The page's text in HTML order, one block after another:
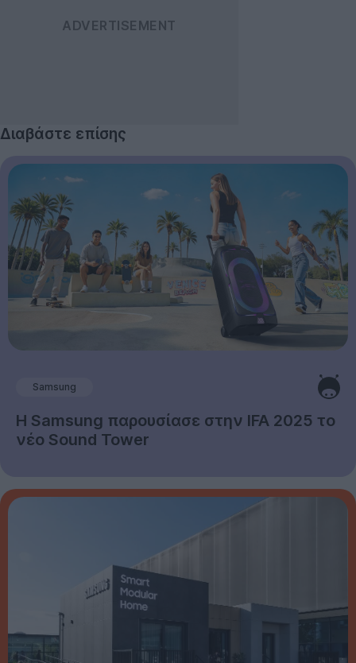
Διαβάστε επίσης
Samsung
Η Samsung παρουσίασε στην IFA 2025 το
νέο Sound Tower